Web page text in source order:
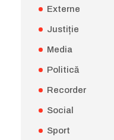
Externe
Justiție
Media
Politică
Recorder
Social
Sport